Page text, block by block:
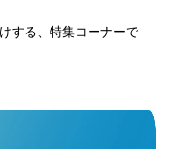
する、特集コーナーで